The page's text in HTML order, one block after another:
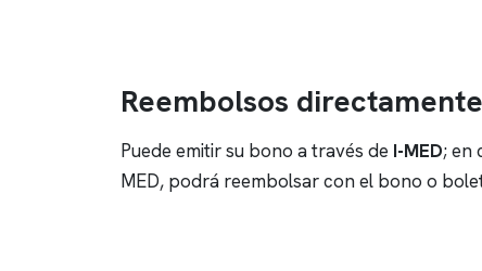
Reembolsos
Puede emitir su bono a través de I-MED; en
MED, podrá reembolsar con el bono o